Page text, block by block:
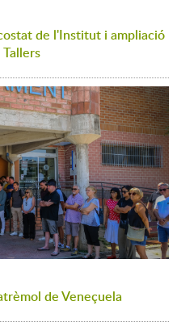
de l'Institut i ampliació
de Veneçuela